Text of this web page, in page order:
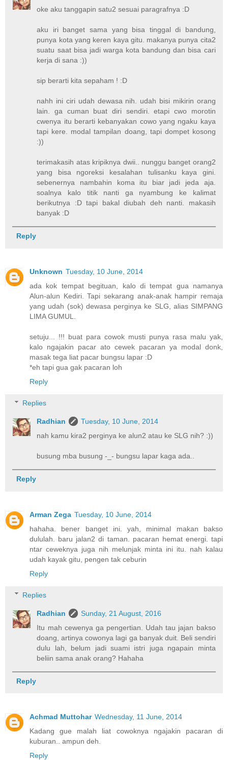
oke aku tanggapin satu2 sesuai paragrafnya :D
aku iri banget sama yang bisa tinggal di bandung,
punya kota yang keren kaya gitu. makanya punya cita2
suatu saat bisa jadi warga kota bandung dan bisa cari
kerja di sana :))
sip berarti kita sepaham ! :D
nahh ini ciri udah dewasa nih. udah bisi mikirin orang
lain. ga cuman buat diri sendiri. etapi cwo morotin
cwenya itu berarti kebanyakan cowo yang ngaku kaya
tapi kere. modal tampilan doang, tapi dompet kosong
:))
terimakasih atas kripiknya dwii.. nunggu banget orang2
yang bisa ngoreksi kesalahan tulisanku kaya gini.
sebenernya nambahin koma itu biar jadi jeda aja.
soalnya kalo titik nanti ga nyambung ke kalimat
berikutnya :D tapi bakal diubah deh nanti. makasih
banyak :D
Reply
Unknown Tuesday, 10 June, 2014
ada kok tempat begituan, kalo di tempat gua namanya
Alun-alun Kediri. Tapi sekarang anak-anak hampir remaja
yang udah (sok) dewasa perginya ke SLG, alias SIMPANG
LIMA GUMUL.
setuju... !!! buat para cowok musti punya rasa malu yak,
kalo ngajakin pacar ato cewek pacaran ya modal donk,
masak tega liat pacar bungsu lapar :D
*eh tapi gua gak pacaran loh
Reply
Replies
Radhian
Tuesday, 10 June, 2014
nah kamu kira2 perginya ke alun2 atau ke SLG nih? :))
busung mba busung -_- bungsu lapar kaga ada..
Reply
Arman Zega Tuesday, 10 June, 2014
hahaha. bener banget ini. yah, minimal makan bakso
dululah. baru jalan2 di taman. pacaran hemat energi. tapi
ntar ceweknya juga nih melunjak minta ini itu. nah kalau
udah kayak gitu, pengen tak ceburin
Reply
Replies
Radhian
Sunday, 21 August, 2016
Itu mah cewenya ga pengertian. Udah tau jajan bakso
doang, artinya cowonya lagi ga banyak duit. Beli sendiri
dulu lah, belum jadi suami istri juga ngapain minta
beliin sama anak orang? Hahaha
Reply
Achmad Muttohar Wednesday, 11 June, 2014
Kadang gue malah liat cowoknya ngajakin pacaran di
kuburan.. ampun deh.
Reply